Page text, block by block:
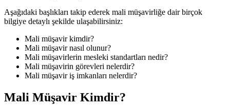
Aşağıdaki başlıkları takip ederek mali müşavirliğe dair birçok
bilgiye detaylı şekilde ulaşabilirsiniz:
Mali müşavir kimdir?
Mali müşavir nasıl olunur?
Mali müşavirlerin mesleki standartları nedir?
Mali müşavirin görevleri nelerdir?
Mali müşavir iş imkanları nelerdir?
Mali Müşavir Kimdir?